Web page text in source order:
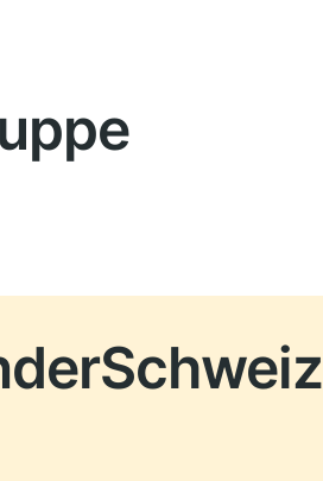
derSchweiz